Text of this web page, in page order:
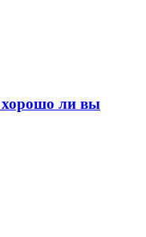
хорошо ли вы